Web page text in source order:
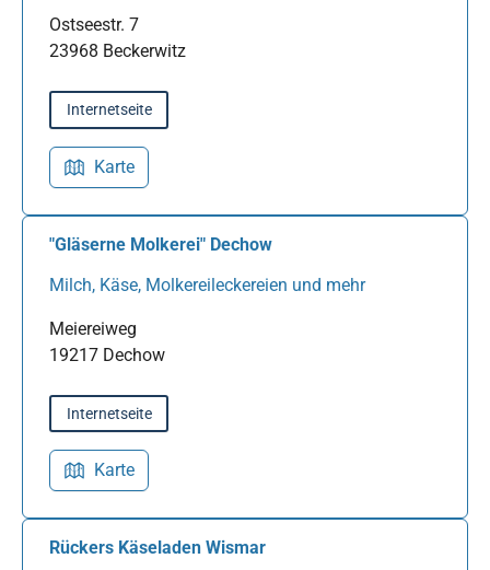
Ostseestr. 7
23968 Beckerwitz
Internetseite
Karte
"Gläserne Molkerei" Dechow
Milch, Käse, Molkereileckereien und mehr
Meiereiweg
19217 Dechow
Internetseite
Karte
Rückers Käseladen Wismar